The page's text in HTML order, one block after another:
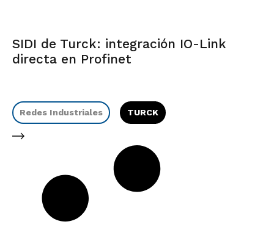
SIDI de Turck: integración IO-Link
directa en Profinet
Redes Industriales TURCK